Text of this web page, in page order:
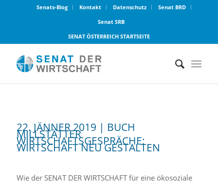
Senats-Blog Kontakt Datenschutz
Senat BRD
Senat SRB
SENAT ÖSTERREICH STARTSEITE
22. JÄNNER 2019 | BUCH
MILLSTÄTTER
WIRTSCHAFTSGESPRÄCHE:
WIRTSCHAFT NEU GESTALTEN
Wie der SENAT DER WIRTSCHAFT für eine ökosoziale